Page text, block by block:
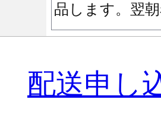
品します。翌
配送申し